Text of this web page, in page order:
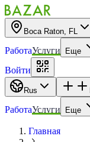
Boca Raton, FL
РаботаУслуги Еще
Войти
Rus
РаботаУслуги Еще
Главная